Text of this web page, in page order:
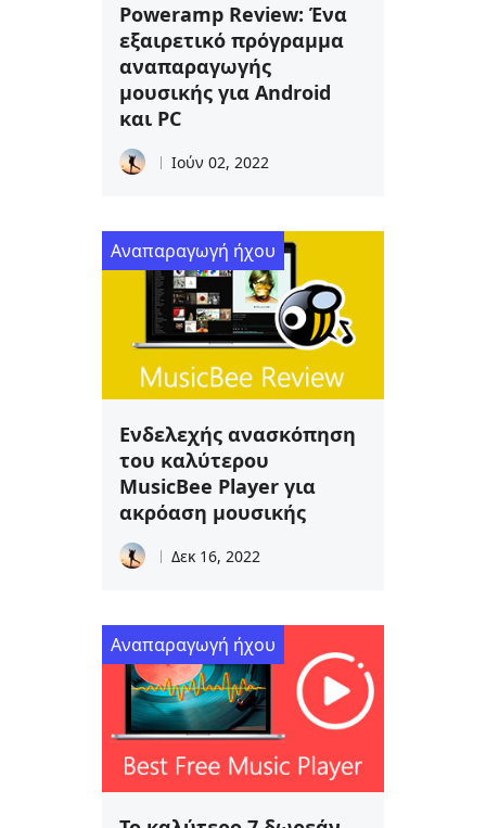
Poweramp Review: Ένα
εξαιρετικό πρόγραμμα
αναπαραγωγής
μουσικής για Android
και PC
Ιούν 02, 2022
Ενδελεχής ανασκόπηση
του καλύτερου
MusicBee Player για
ακρόαση μουσικής
Δεκ 16, 2022
Αναπαραγωγή ήχου
Αναπαραγωγή ήχου